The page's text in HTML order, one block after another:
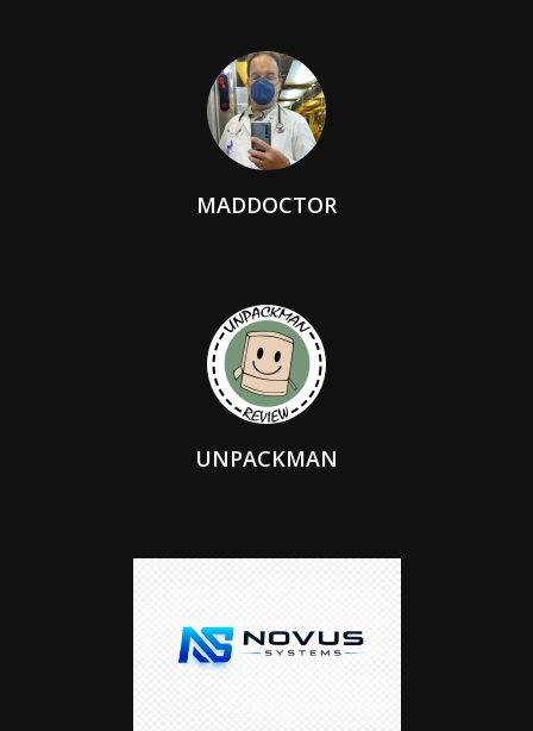
MADDOCTOR
UNPACKMAN